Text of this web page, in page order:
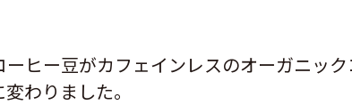
ヒー豆がカフェインレスのオーガニック
わりました。